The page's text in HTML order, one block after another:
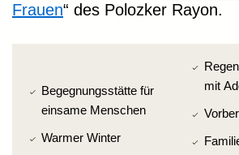
Frauen“ des Polozker Rayon.
Begegnungsstätte für
einsame Menschen
Warmer Winter
mit